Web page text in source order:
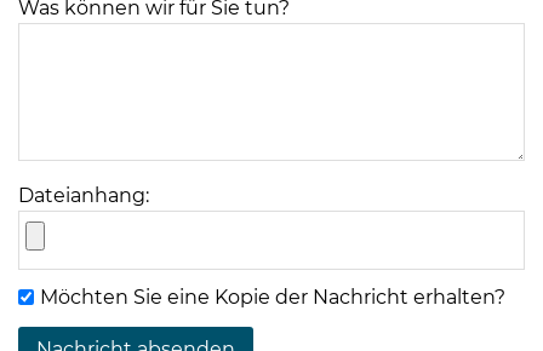
Uhr
und
18
Uhr
Was können wir für Sie tun?
Dateianhang:
Möchten Sie eine Kopie der Nachricht erhalten?